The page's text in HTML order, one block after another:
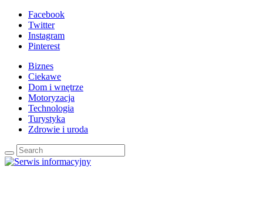
Facebook
Twitter
Instagram
Pinterest
Biznes
Ciekawe
Dom i wnętrze
Motoryzacja
Technologia
Turystyka
Zdrowie i uroda